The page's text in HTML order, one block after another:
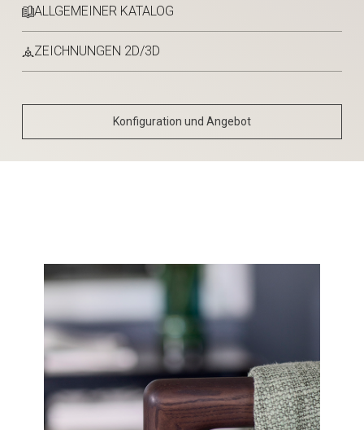
ALLGEMEINER KATALOG
ZEICHNUNGEN 2D/3D
Konfiguration und Angebot